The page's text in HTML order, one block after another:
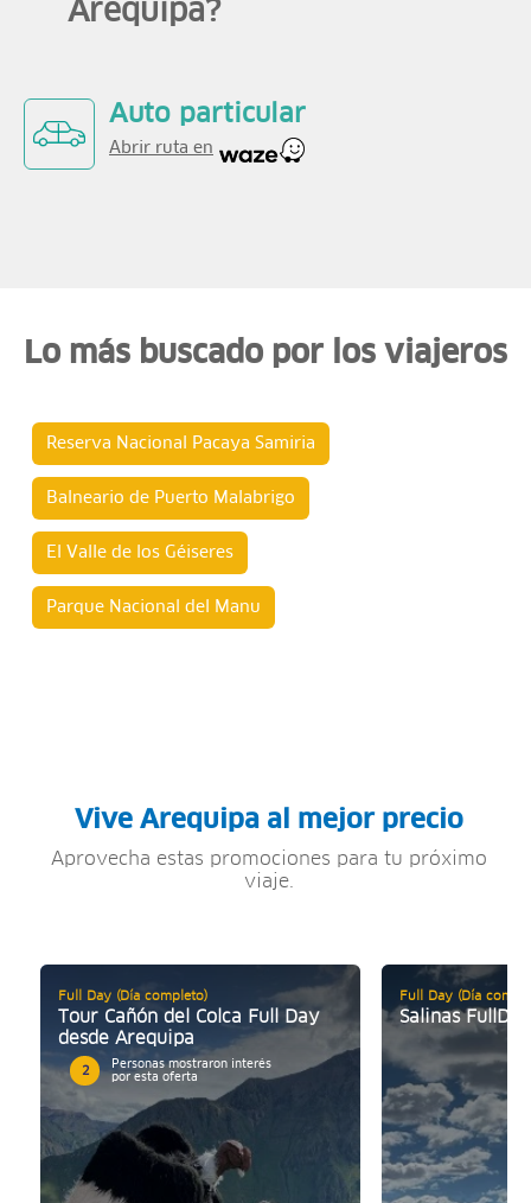
Arequipa?
Auto particular
Abrir ruta en
Lo más buscado por los viajeros
Reserva Nacional Pacaya Samiria
Balneario de Puerto Malabrigo
El Valle de los Géiseres
Parque Nacional del Manu
Vive Arequipa al mejor precio
Aprovecha estas promociones para tu próximo
viaje.
Full Day (Día completo)
Tour Cañón del Colca Full Day
desde Arequipa
2
Personas mostraron interés
por esta oferta
Full Day (Día
Salinas